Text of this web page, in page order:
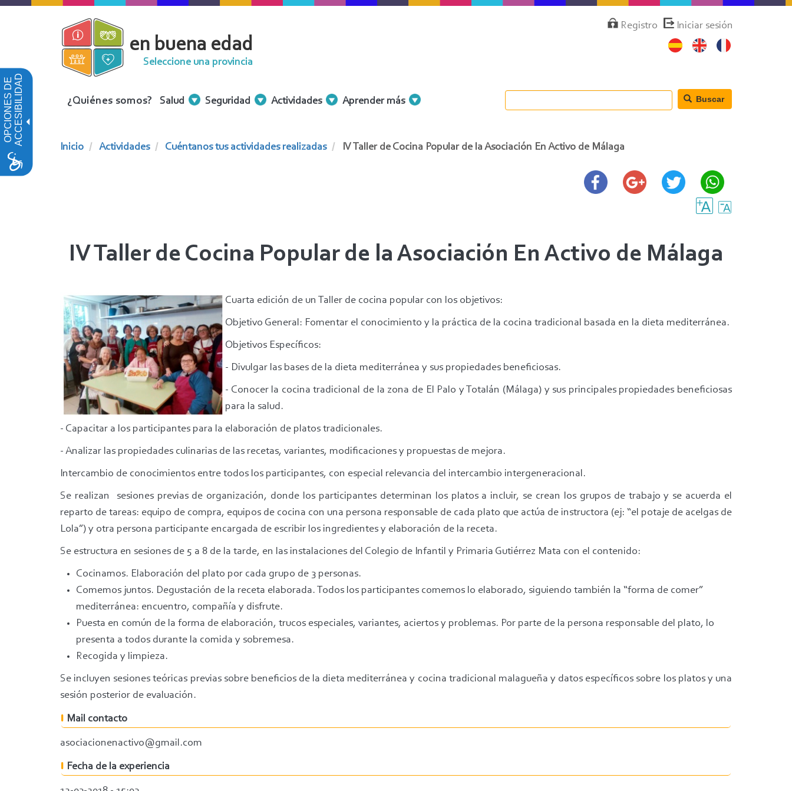
OPCIONES DEACCESIBILIDAD
Pasar
MenúRegistro Iniciar sesión
en buena edad
Seleccione una provincia
Menu
¿Quiénes somos? Salud Seguridad Actividades Aprender más Buscar
Inicio Actividades Cuéntanos tus actividades realizadas IV Taller de Cocina Popular de la Asociación En Activo de Málaga
IV Taller de Cocina Popular de la Asociación En Activo de Málaga
Cuarta edición de un Taller de cocina popular con los objetivos:
Objetivo General: Fomentar el conocimiento y la práctica de la cocina tradicional basada en la dieta mediterránea.
Objetivos Específicos:
- Divulgar las bases de la dieta mediterránea y sus propiedades beneficiosas.
- Conocer la cocina tradicional de la zona de El Palo y Totalán (Málaga) y sus principales propiedades beneficiosas
para la salud.
- Capacitar a los participantes para la elaboración de platos tradicionales.
- Analizar las propiedades culinarias de las recetas, variantes, modificaciones y propuestas de mejora.
Intercambio de conocimientos entre todos los participantes, con especial relevancia del intercambio intergeneracional.
Se realizan sesiones previas de organización, donde los participantes determinan los platos a incluir, se crean los grupos de trabajo y se acuerda el
reparto de tareas: equipo de compra, equipos de cocina con una persona responsable de cada plato que actúa de instructora (ej: “el potaje de acelgas de
Lola”) y otra persona participante encargada de escribir los ingredientes y elaboración de la receta.
Se estructura en sesiones de 5 a 8 de la tarde, en las instalaciones del Colegio de Infantil y Primaria Gutiérrez Mata con el contenido:
Cocinamos. Elaboración del plato por cada grupo de 3 personas.
Comemos juntos. Degustación de la receta elaborada. Todos los participantes comemos lo elaborado, siguiendo también la “forma de comer”
mediterránea: encuentro, compañía y disfrute.
Puesta en común de la forma de elaboración, trucos especiales, variantes, aciertos y problemas. Por parte de la persona responsable del plato, lo
presenta a todos durante la comida y sobremesa.
Recogida y limpieza.
Se incluyen sesiones teóricas previas sobre beneficios de la dieta mediterránea y cocina tradicional malagueña y datos específicos sobre los platos y una
sesión posterior de evaluación.
Mail contacto
asociacionenactivo@gmail.com
Fecha de la experiencia